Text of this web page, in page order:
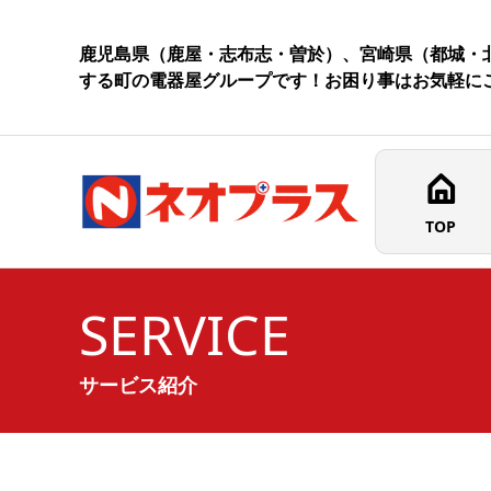
鹿児島県（鹿屋・志布志・曽於）、宮崎県（都城・
する町の電器屋グループです！お困り事はお気軽に
TOP
SERVICE
サービス紹介